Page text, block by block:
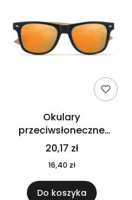
Okulary
przeciwsłoneczne
CALIFORNIA TOUCH
MO9617-10
20,17 zł
16,40 zł
Do koszyka